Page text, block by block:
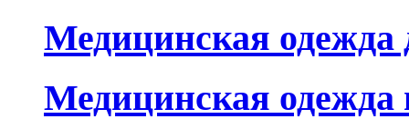
Медицинская
Медицинская одежда